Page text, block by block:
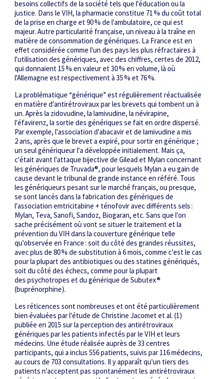
besoins collectifs de la société tels que l'éducation ou la
justice. Dans le VIH, la pharmacie constitue 71 % du coût total
de la prise en charge et 90 % de l'ambulatoire, ce qui est
majeur. Autre particularité française, un niveau à la traîne en
matière de consommation de génériques. La France est en
effet considérée comme l'un des pays les plus réfractaires à
l'utilisation des génériques, avec des chiffres, certes de 2012,
qui donnaient 15 % en valeur et 30 % en volume, là où
l'Allemagne est respectivement à 35 % et 76 %.
La problématique “générique” est régulièrement réactualisée
en matière d'antirétroviraux par les brevets qui tombent un à
un. Après la zidovudine, la lamivudine, la névirapine,
l'éfavirenz, la sortie des génériques se fait en ordre dispersé.
Par exemple, l'association d'abacavir et de lamivudine a mis
2 ans, après que le brevet a expiré, pour sortir en générique ;
un seul génériqueur l'a développée initialement. Mais ça,
c'était avant l'attaque bijective de Gilead et Mylan concernant
les génériques de Truvada®, pour lesquels Mylan a eu gain de
cause devant le tribunal de grande instance en référé. Tous
les génériqueurs pesant sur le marché français, ou presque,
se sont lancés dans la fabrication des génériques de
l'association emtricitabine + ténofovir avec différents sels :
Mylan, Teva, Sanofi, Sandoz, Biogaran, etc. Sans que l'on
sache précisément où vont se situer le traitement et la
prévention du VIH dans la couverture générique telle
qu'observée en France : soit du côté des grandes réussites,
avec plus de 80 % de substitution à 6 mois, comme c'est le cas
pour la plupart des antibiotiques ou des statines génériqués,
soit du côté des échecs, comme pour la plupart
des psychotropes et du générique de Subutex®
(buprénorphine).
Les réticences sont nombreuses et ont été particulièrement
bien évaluées par l'étude de Christine Jacomet et al. (1)
publiée en 2015 sur la perception des antirétroviraux
génériques par les patients infectés par le VIH et leurs
médecins. Une étude réalisée auprès de 33 centres
participants, qui a inclus 556 patients, suivis par 116 médecins,
au cours de 703 consultations. Il y apparaît qu'un tiers des
patients n'acceptent pas spontanément les antirétroviraux